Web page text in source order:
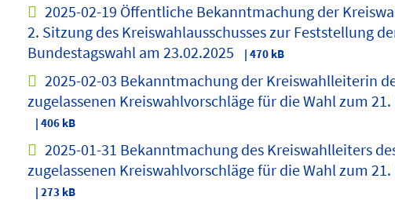
2025-02-19 Öffentliche Bekanntmachung der
2. Sitzung des Kreiswahlausschusses zur Feststellung
Bundestagswahl am 23.02.2025
| 470 kB
2025-02-03 Bekanntmachung der Kreiswahlleiterin
zugelassenen Kreiswahlvorschläge für die Wahl zum
| 406 kB
2025-01-31 Bekanntmachung des Kreiswahlleiters
zugelassenen Kreiswahlvorschläge für die Wahl zum
| 273 kB